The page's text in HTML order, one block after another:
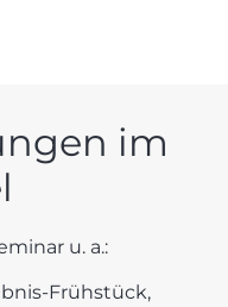
im
u. a.:
Frühstück,